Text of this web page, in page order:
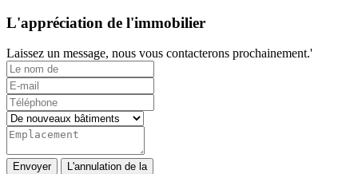
L'appréciation de l'immobilier
Laissez un message, nous vous contacterons prochainement.'
Envoyer
L'annulation de la